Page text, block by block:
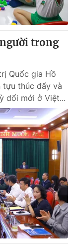
trong
Quốc gia Hồ
tựu thúc đẩy và
đổi mới ở Việt...